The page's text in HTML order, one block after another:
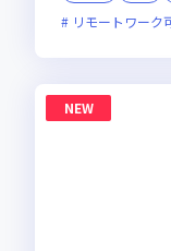
リモートワーク
NEW